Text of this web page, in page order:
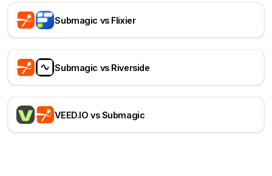
Submagic vs Flixier
Submagic vs Riverside
VEED.IO vs Submagic